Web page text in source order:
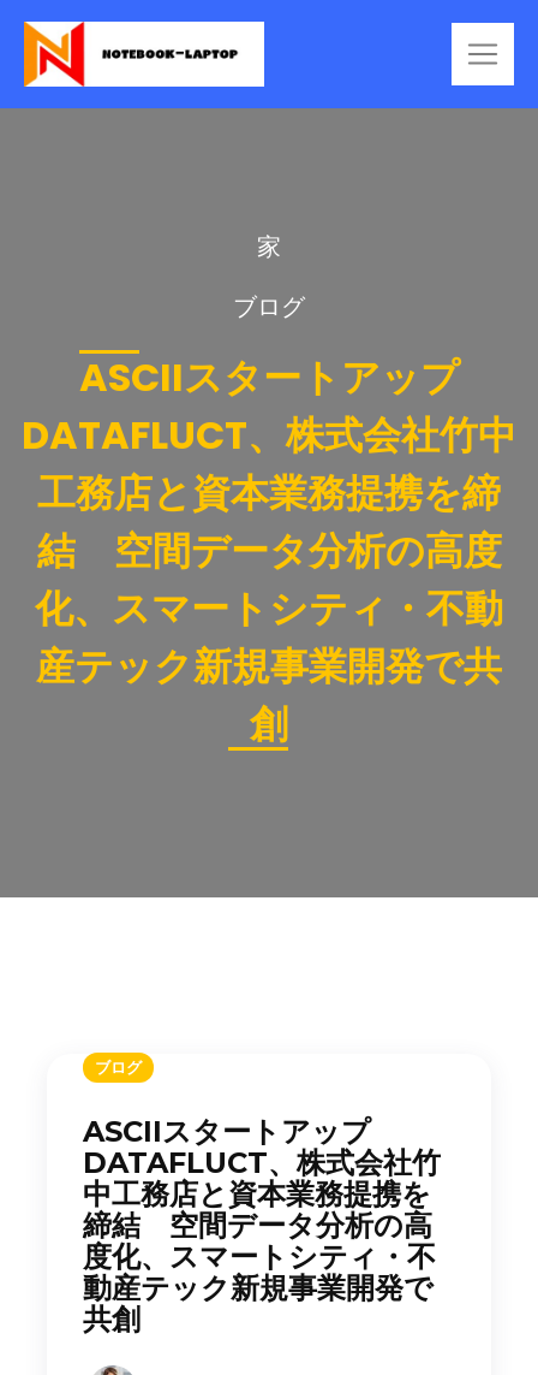
家
ブログ
ASCIIスタートアップ
DATAFLUCT、株式会社竹中
工務店と資本業務提携を締
結 空間データ分析の高度
化、スマートシティ・不動
産テック新規事業開発で共
創
ブログ
ASCIIスタートアップ
DATAFLUCT、株式会社竹
中工務店と資本業務提携を
締結 空間データ分析の高
度化、スマートシティ・不
動産テック新規事業開発で
共創